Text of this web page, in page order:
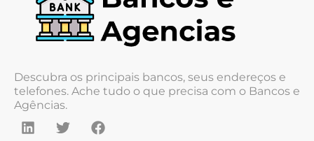
Descubra os principais bancos, seus endereços e
telefones. Ache tudo o que precisa com o Bancos e
Agências.